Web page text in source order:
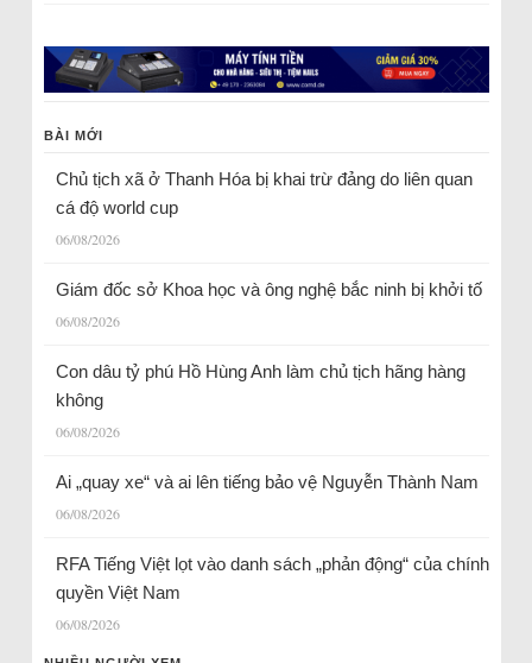
BÀI MỚI
Chủ tịch xã ở Thanh Hóa bị khai trừ đảng do liên quan
cá độ world cup
06/08/2026
Giám đốc sở Khoa học và ông nghệ bắc ninh bị khởi tố
06/08/2026
Con dâu tỷ phú Hồ Hùng Anh làm chủ tịch hãng hàng
không
06/08/2026
Ai „quay xe“ và ai lên tiếng bảo vệ Nguyễn Thành Nam
06/08/2026
RFA Tiếng Việt lọt vào danh sách „phản động“ của chính
quyền Việt Nam
06/08/2026